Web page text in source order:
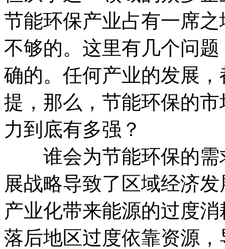
节能环保产业占有一席
不够的。这里有几个问
确的。任何产业的发展
提，那么，节能环保的
力到底有多强？
谁会为节能环保的需
展战略导致了区域经济
产业化带来能源的过度
落后地区过度依靠资源